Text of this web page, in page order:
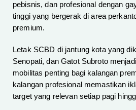
pebisnis, dan profesional dengan
tinggi yang bergerak di area
premium.
Letak SCBD di jantung kota yang
Senopati, dan Gatot Subroto
mobilitas penting bagi kalangan
kalangan profesional memastikan
target yang relevan setiap pagi